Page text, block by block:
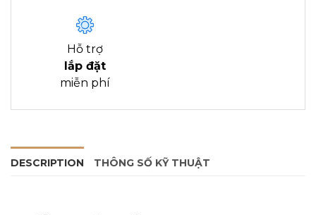
Hỗ trợ
lắp đặt
miễn phí
DESCRIPTION THÔNG SỐ KỸ THUẬT